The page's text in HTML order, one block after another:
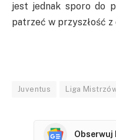
jest jednak sporo do
patrzeć w przyszłość
Juventus Liga
Obserwuj